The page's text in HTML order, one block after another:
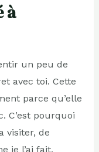
à
un peu de
avec toi. Cette
parce qu’elle
C’est pourquoi
visiter, de
je l’ai fait.